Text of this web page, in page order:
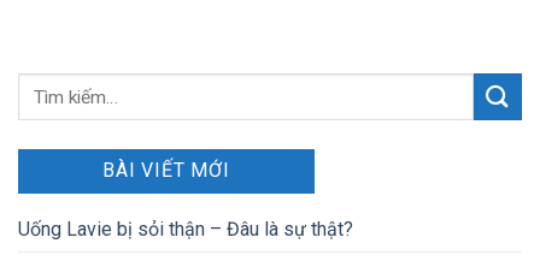
BÀI VIẾT MỚI
Uống Lavie bị sỏi thận – Đâu là sự thật?